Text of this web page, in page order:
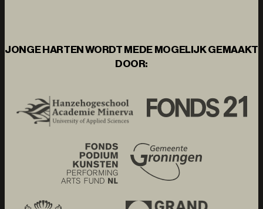
JONGE HARTEN WORDT MEDE MOGELIJK GEMAAKT
DOOR: